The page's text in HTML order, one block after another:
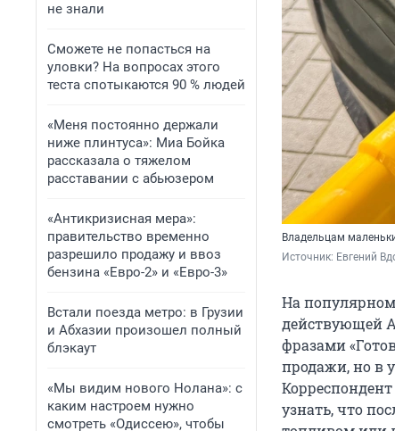
не знали
Сможете не попасться на
уловки? На вопросах этого
теста спотыкаются 90 % людей
«Меня постоянно держали
ниже плинтуса»: Миа Бойка
рассказала о тяжелом
расставании с абьюзером
«Антикризисная мера»:
правительство временно
разрешило продажу и ввоз
бензина «Евро-2» и «Евро-3»
Встали поезда метро: в Грузии
и Абхазии произошел полный
блэкаут
«Мы видим нового Нолана»: с
каким настроем нужно
смотреть «Одиссею», чтобы
Владельцам
Источник: Евгений
На
действующей
фразами
продажи, но в
Корреспондент
узнать, что